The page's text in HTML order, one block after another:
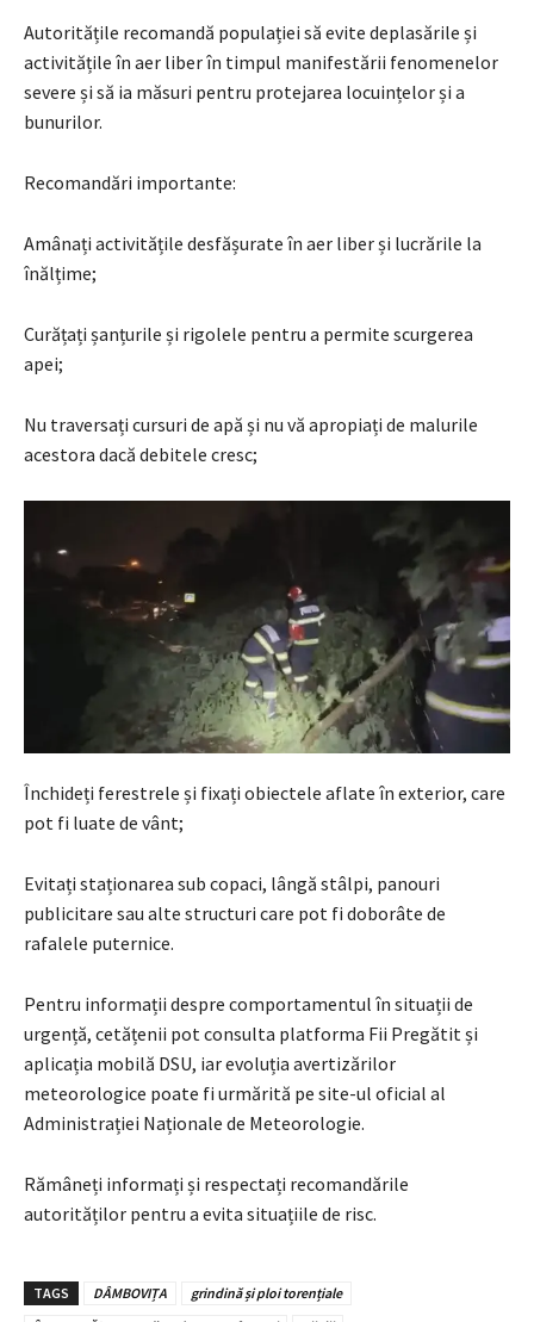
Autoritățile recomandă populației să evite deplasările și
activitățile în aer liber în timpul manifestării fenomenelor
severe și să ia măsuri pentru protejarea locuințelor și a
bunurilor.
Recomandări importante:
Amânați activitățile desfășurate în aer liber și lucrările la
înălțime;
Curățați șanțurile și rigolele pentru a permite scurgerea
apei;
Nu traversați cursuri de apă și nu vă apropiați de malurile
acestora dacă debitele cresc;
Închideți ferestrele și fixați obiectele aflate în exterior, care
pot fi luate de vânt;
Evitați staționarea sub copaci, lângă stâlpi, panouri
publicitare sau alte structuri care pot fi doborâte de
rafalele puternice.
Pentru informații despre comportamentul în situații de
urgență, cetățenii pot consulta platforma Fii Pregătit și
aplicația mobilă DSU, iar evoluția avertizărilor
meteorologice poate fi urmărită pe site-ul oficial al
Administrației Naționale de Meteorologie.
Rămâneți informați și respectați recomandările
autorităților pentru a evita situațiile de risc.
TAGS DÂMBOVIȚA
grindină și ploi torențiale